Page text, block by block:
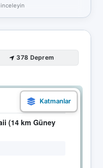
inceleyin
378 Deprem
07.05 08:49
(14 km Güney
×